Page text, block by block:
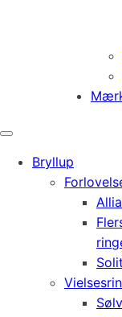
Bryllup
Sølv